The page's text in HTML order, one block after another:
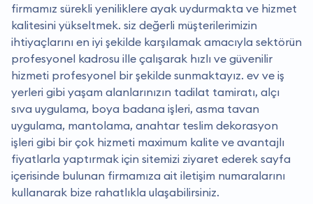
firmamız sürekli yeniliklere ayak uydurmakta ve hizmet
kalitesini yükseltmek. siz değerli müşterilerimizin
ihtiyaçlarını en iyi şekilde karşılamak amacıyla sektörün
profesyonel kadrosu ille çalışarak hızlı ve güvenilir
hizmeti profesyonel bir şekilde sunmaktayız. ev ve iş
yerleri gibi yaşam alanlarınızın tadilat tamiratı, alçı
sıva uygulama, boya badana işleri, asma tavan
uygulama, mantolama, anahtar teslim dekorasyon
işleri gibi bir çok hizmeti maximum kalite ve avantajlı
fiyatlarla yaptırmak için sitemizi ziyaret ederek sayfa
içerisinde bulunan firmamıza ait iletişim numaralarını
kullanarak bize rahatlıkla ulaşabilirsiniz.